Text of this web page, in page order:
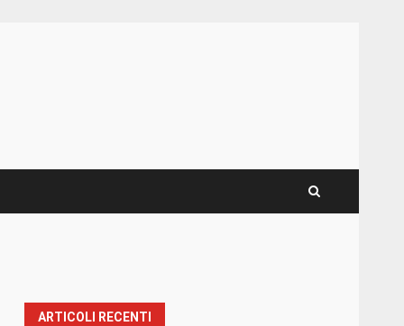
ARTICOLI RECENTI